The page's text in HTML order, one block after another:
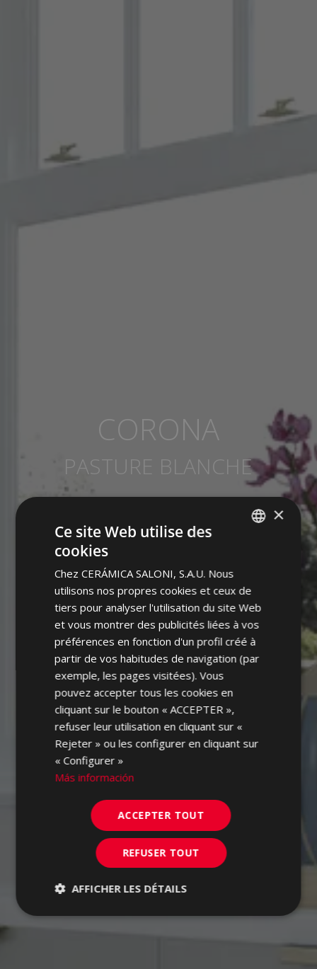
CORONA
PASTURE BLANCHE
ENGLISH
GERMAN
PORTUGUESE
×
Ce site Web utilise des
cookies
Chez CERÁMICA SALONI, S.A.U. Nous
utilisons nos propres cookies et ceux de
tiers pour analyser l'utilisation du site Web
et vous montrer des publicités liées à vos
préférences en fonction d'un profil créé à
partir de vos habitudes de navigation (par
exemple, les pages visitées). Vous
pouvez accepter tous les cookies en
cliquant sur le bouton « ACCEPTER »,
refuser leur utilisation en cliquant sur «
Rejeter » ou les configurer en cliquant sur
« Configurer »
Más información
ACCEPTER TOUT
REFUSER TOUT
AFFICHER LES DÉTAILS